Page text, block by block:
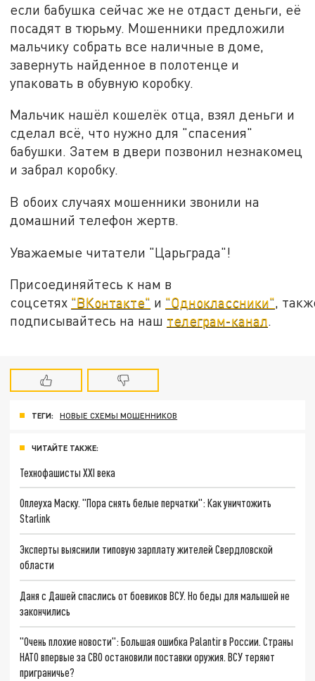
если бабушка сейчас же не отдаст деньги, её
посадят в тюрьму. Мошенники предложили
мальчику собрать все наличные в доме,
завернуть найденное в полотенце и
упаковать в обувную коробку.
Мальчик нашёл кошелёк отца, взял деньги и
сделал всё, что нужно для "спасения"
бабушки. Затем в двери позвонил незнакомец
и забрал коробку.
В обоих случаях мошенники звонили на
домашний телефон жертв.
Уважаемые читатели "Царьграда"!
Присоединяйтесь к нам в
соцсетях "ВКонтакте" и "Одноклассники",
подписывайтесь на наш телеграм-канал.
ТЕГИ: НОВЫЕ СХЕМЫ МОШЕННИКОВ
ЧИТАЙТЕ ТАКЖЕ:
Технофашисты XXI века
Оплеуха Маску. "Пора снять белые перчатки": Как уничтожить
Starlink
Эксперты выяснили типовую зарплату жителей Свердловской
области
Даня с Дашей спаслись от боевиков ВСУ. Но беды для малышей не
закончились
"Очень плохие новости": Большая ошибка Palantir в России. Страны
НАТО впервые за СВО остановили поставки оружия. ВСУ теряют
приграничье?